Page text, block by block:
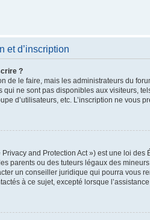
et d’inscription
?
de le faire, mais les administrateurs du
ne sont pas disponibles aux visiteurs,
d’utilisateurs, etc. L’inscription ne vous
and Protection Act ») est une loi
parents ou des tuteurs légaux des
un conseiller juridique qui pourra vous
à ce sujet, excepté lorsque